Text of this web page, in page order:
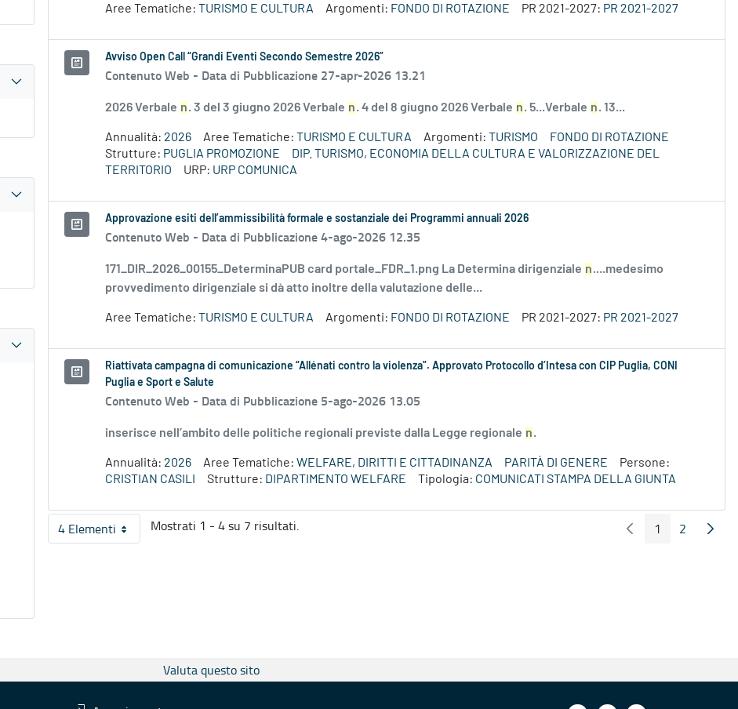
Aree Tematiche: TURISMO E CULTURA Argomenti: FONDO DI ROTAZIONE PR 2021-2027: PR 2021-2027
Avviso Open Call “Grandi Eventi Secondo Semestre 2026”
Contenuto Web - Data di Pubblicazione 27-apr-2026 13.21
2026 Verbale n. 3 del 3 giugno 2026 Verbale n. 4 del 8 giugno 2026 Verbale n. 5...Verbale n. 13...
Annualità: 2026 Aree Tematiche: TURISMO E CULTURA Argomenti: TURISMO
FONDO DI ROTAZIONE
Strutture: PUGLIA PROMOZIONE
DIP. TURISMO, ECONOMIA DELLA CULTURA E VALORIZZAZIONE DEL
TERRITORIO
URP: URP COMUNICA
Approvazione esiti dell’ammissibilità formale e sostanziale dei Programmi annuali 2026
Contenuto Web - Data di Pubblicazione 4-ago-2026 12.35
171_DIR_2026_00155_DeterminaPUB card portale_FDR_1.png La Determina dirigenziale n....medesimo
provvedimento dirigenziale si dà atto inoltre della valutazione delle...
Aree Tematiche: TURISMO E CULTURA Argomenti: FONDO DI ROTAZIONE PR 2021-2027: PR 2021-2027
Riattivata campagna di comunicazione “Allénati contro la violenza”. Approvato Protocollo d’Intesa con CIP Puglia, CONI
Puglia e Sport e Salute
Contenuto Web - Data di Pubblicazione 5-ago-2026 13.05
inserisce nell’ambito delle politiche regionali previste dalla Legge regionale n.
Annualità: 2026 Aree Tematiche: WELFARE, DIRITTI E CITTADINANZA PARITÀ DI GENERE
Persone:
CRISTIAN CASILI
Strutture: DIPARTIMENTO WELFARE Tipologia: COMUNICATI STAMPA DELLA GIUNTA
4 ElementiPer pagina
Mostrati 1 - 4 su 7 risultati. Pagina Precedente
Pagina
1 Pagina
2
Valuta questo sito